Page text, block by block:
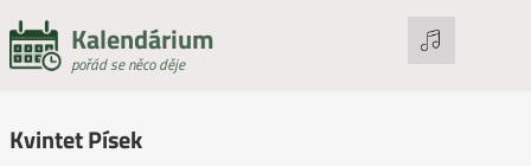
Kalendárium
pořád se něco děje
Kvintet Písek